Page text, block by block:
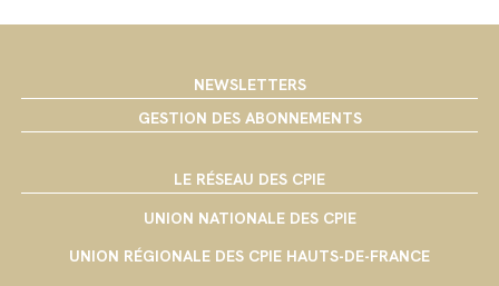
NEWSLETTERS
GESTION DES ABONNEMENTS
LE RÉSEAU DES CPIE
UNION NATIONALE DES CPIE
UNION RÉGIONALE DES CPIE HAUTS-DE-FRANCE